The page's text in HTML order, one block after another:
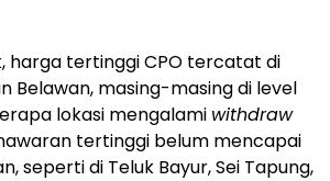
harga tertinggi CPO tercatat di
Belawan, masing-masing di level
lokasi mengalami withdraw
tertinggi belum mencapai
seperti di Teluk Bayur, Sei Tapung,